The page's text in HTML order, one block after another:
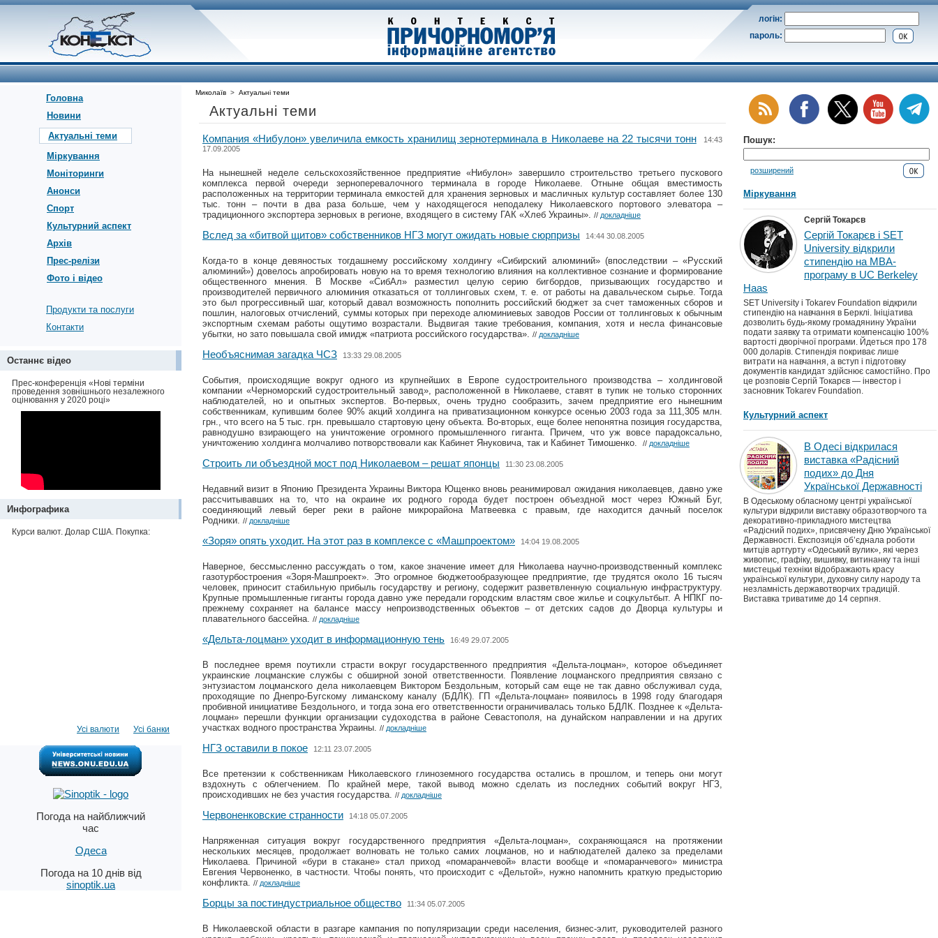
логін:
пароль:
Головна
Новини
Актуальні теми
Міркування
Моніторинги
Анонси
Спорт
Культурний аспект
Архів
Прес-релізи
Фото і відео
Продукти та послуги
Контакти
Останнє відео
Прес-конференція «Нові терміни
проведення зовнішнього незалежного
оцінювання у 2020 році»
Инфографика
Курси валют. Долар США. Покупка:
Усі банки
Усі валюти
Погода на найближчий
час
Одеса
Погода на 10 днів від
sinoptik.ua
Миколаїв > Актуальні теми
Актуальні теми
Компания «Нибулон» увеличила емкость хранилищ зернотерминала в Николаеве на 22 тысячи тонн
14:43
17.09.2005
На нынешней неделе сельскохозяйственное предприятие «Нибулон» завершило строительство третьего пускового
комплекса первой очереди зерноперевалочного терминала в городе Николаеве. Отныне общая вместимость
расположенных на территории терминала емкостей для хранения зерновых и масличных культур составляет более 130
тыс. тонн – почти в два раза больше, чем у находящегося неподалеку Николаевского портового элеватора –
традиционного экспортера зерновых в регионе, входящего в систему ГАК «Хлеб Украины». // докладніше
Вслед за «битвой щитов» собственников НГЗ могут ожидать новые сюрпризы 14:44 30.08.2005
Когда-то в конце девяностых тогдашнему российскому холдингу «Сибирский алюминий» (впоследствии – «Русский
алюминий») довелось апробировать новую на то время технологию влияния на коллективное сознание и формирование
общественного мнения. В Москве «СибАл» разместил целую серию бигбордов, призывающих государство и
производителей первичного алюминия отказаться от толлинговых схем, т. е. от работы на давальческом сырье. Тогда
это был прогрессивный шаг, который давал возможность пополнить российский бюджет за счет таможенных сборов и
пошлин, налоговых отчислений, суммы которых при переходе алюминиевых заводов России от толлинговых к обычным
экспортным схемам работы ощутимо возрастали. Выдвигая такие требования, компания, хотя и несла финансовые
убытки, но зато повышала свой имидж «патриота российского государства». // докладніше
Необъяснимая загадка ЧСЗ 13:33 29.08.2005
События, происходящие вокруг одного из крупнейших в Европе судостроительного производства – холдинговой
компании «Черноморский судостроительный завод», расположенной в Николаеве, ставят в тупик не только сторонних
наблюдателей, но и опытных экспертов. Во-первых, очень трудно сообразить, зачем предприятие его нынешним
собственникам, купившим более 90% акций холдинга на приватизационном конкурсе осенью 2003 года за 111,305 млн.
грн., что всего на 5 тыс. грн. превышало стартовую цену объекта. Во-вторых, еще более непонятна позиция государства,
равнодушно взирающего на уничтожение огромного промышленного гиганта. Причем, что уж вовсе парадоксально,
уничтожению холдинга молчаливо потворствовали как Кабинет Януковича, так и Кабинет Тимошенко.
// докладніше
Строить ли объездной мост под Николаевом – решат японцы 11:30 23.08.2005
Недавний визит в Японию Президента Украины Виктора Ющенко вновь реанимировал ожидания николаевцев, давно уже
рассчитывавших на то, что на окраине их родного города будет построен объездной мост через Южный Буг,
соединяющий левый берег реки в районе микрорайона Матвеевка с правым, где находится дачный поселок
Родники. // докладніше
«Зоря» опять уходит. На этот раз в комплексе с «Машпроектом» 14:04 19.08.2005
Наверное, бессмысленно рассуждать о том, какое значение имеет для Николаева научно-производственный комплекс
газотурбостроения «Зоря-Машпроект». Это огромное бюджетообразующее предприятие, где трудятся около 16 тысяч
человек, приносит стабильную прибыль государству и региону, содержит разветвленную социальную инфраструктуру.
Крупные промышленные гиганты города давно уже передали городским властям свое жилье и соцкультбыт. А НПКГ по-
прежнему сохраняет на балансе массу непроизводственных объектов – от детских садов до Дворца культуры и
плавательного бассейна. // докладніше
«Дельта-лоцман» уходит в информационную тень 16:49 29.07.2005
В последнее время поутихли страсти вокруг государственного предприятия «Дельта-лоцман», которое объединяет
украинские лоцманские службы с обширной зоной ответственности. Появление лоцманского предприятия связано с
энтузиастом лоцманского дела николаевцем Виктором Бездольным, который сам еще не так давно обслуживал суда,
проходящие по Днепро-Бугскому лиманскому каналу (БДЛК). ГП «Дельта-лоцман» появилось в 1998 году благодаря
пробивной инициативе Бездольного, и тогда зона его ответственности ограничивалась только БДЛК. Позднее к «Дельта-
лоцман» перешли функции организации судоходства в районе Севастополя, на дунайском направлении и на других
участках водного пространства Украины. // докладніше
НГЗ оставили в покое 12:11 23.07.2005
Все претензии к собственникам Николаевского глиноземного государства остались в прошлом, и теперь они могут
вздохнуть с облегчением. По крайней мере, такой вывод можно сделать из последних событий вокруг НГЗ,
происходивших не без участия государства. // докладніше
Червоненковские странности 14:18 05.07.2005
Напряженная ситуация вокруг государственного предприятия «Дельта-лоцман», сохраняющаяся на протяжении
нескольких месяцев, продолжает волновать не только самих лоцманов, но и наблюдателей далеко за пределами
Николаева. Причиной «бури в стакане» стал приход «помаранчевой» власти вообще и «помаранчевого» министра
Евгения Червоненко, в частности. Чтобы понять, что происходит с «Дельтой», нужно напомнить краткую предысторию
конфликта. // докладніше
Борцы за постиндустриальное общество 11:34 05.07.2005
В Николаевской области в разгаре кампания по популяризации среди населения, бизнес-элит, руководителей разного
Пошук:
розширений
Міркування
Сергій Токарєв
Сергій Токарєв і SET
University відкрили
стипендію на MBA-
програму в UC Berkeley
Haas
SET University і Tokarev Foundation відкрили
стипендію на навчання в Берклі. Ініціатива
дозволить будь-якому громадянину України
подати заявку та отримати компенсацію 100%
вартості дворічної програми. Йдеться про 178
000 доларів. Стипендія покриває лише
витрати на навчання, а вступ і підготовку
документів кандидат здійснює самостійно. Про
це розповів Сергій Токарєв — інвестор і
засновник Tokarev Foundation.
Культурний аспект
В Одесі відкрилася
виставка «Радісний
подих» до Дня
Української Державності
В Одеському обласному центрі української
культури відкрили виставку образотворчого та
декоративно-прикладного мистецтва
«Радісний подих», присвячену Дню Української
Державності. Експозиція об’єднала роботи
митців артгурту «Одеський вулик», які через
живопис, графіку, вишивку, витинанку та інші
мистецькі техніки відображають красу
української культури, духовну силу народу та
незламність державотворчих традицій.
Виставка триватиме до 14 серпня.